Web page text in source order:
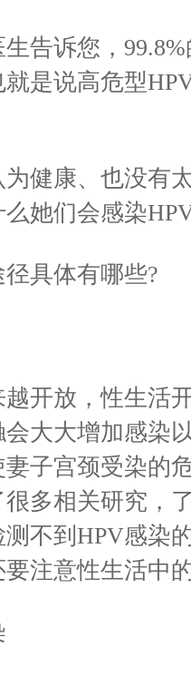
诉您，99.8%
是说高危型
康、也没有太
她们会感染
具体有哪些?
放，性生活开
大大增加感染
子宫颈受染的
多相关研究，
不到HPV感染
注意性生活中